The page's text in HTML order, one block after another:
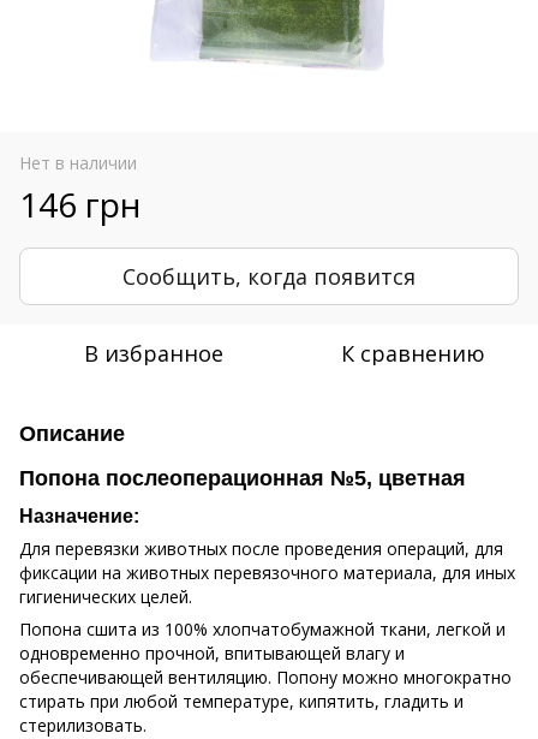
Нет в наличии
146 грн
Сообщить, когда появится
В избранное К сравнению
Описание
Попона послеоперационная №5, цветная
Назначение:
Для перевязки животных после проведения операций, для
фиксации на животных перевязочного материала, для иных
гигиенических целей.
Попона сшита из 100% хлопчатобумажной ткани, легкой и
одновременно прочной, впитывающей влагу и
обеспечивающей вентиляцию. Попону можно многократно
стирать при любой температуре, кипятить, гладить и
стерилизовать.